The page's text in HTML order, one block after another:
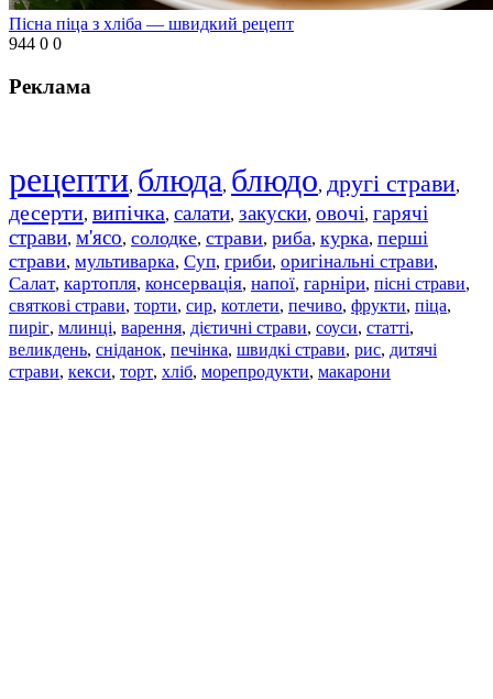
Пісна піца з хліба — швидкий рецепт
944 0 0
Реклама
рецепти, блюда, блюдо, другі страви,
десерти, випічка, салати, закуски, овочі, гарячі
страви, м'ясо, солодке, страви, риба, курка, перші
страви, мультиварка, Суп, гриби, оригінальні страви,
Салат, картопля, консервація, напої, гарніри, пісні страви,
святкові страви, торти, сир, котлети, печиво, фрукти, піца,
пиріг, млинці, варення, дієтичні страви, соуси, статті,
великдень, сніданок, печінка, швидкі страви, рис, дитячі
страви, кекси, торт, хліб, морепродукти, макарони